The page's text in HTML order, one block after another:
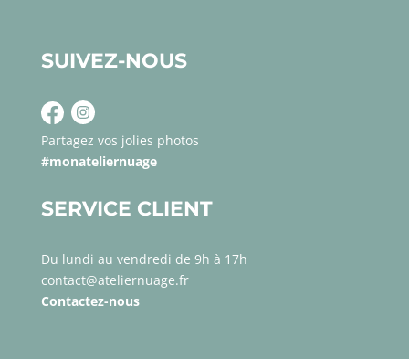
SUIVEZ-NOUS
Partagez vos jolies photos
#monateliernuage
SERVICE CLIENT
Du lundi au vendredi de 9h à 17h
contact@ateliernuage.fr
Contactez-nous